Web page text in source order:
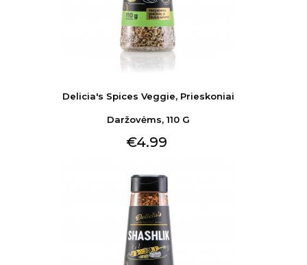
Delicia's Spices Veggie, Prieskoniai
Daržovėms, 110 G
€4.99